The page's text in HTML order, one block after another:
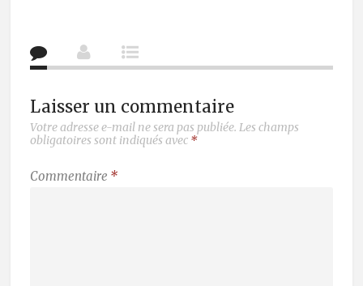
Laisser un commentaire
Votre adresse e-mail ne sera pas publiée. Les champs
obligatoires sont indiqués avec *
Commentaire *